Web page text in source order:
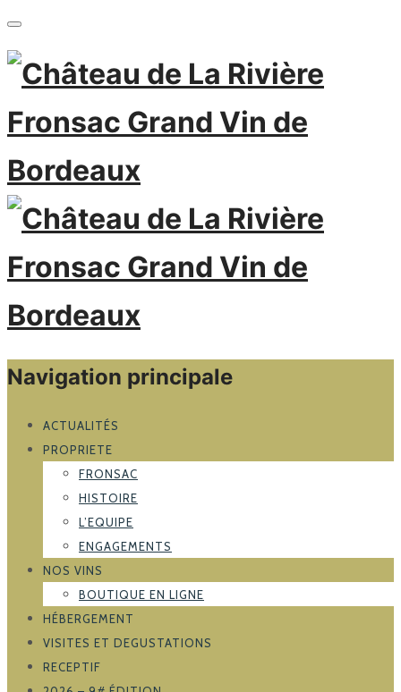
Navigation principale
ACTUALITÉS
PROPRIETE
FRONSAC
HISTOIRE
L’EQUIPE
ENGAGEMENTS
NOS VINS
BOUTIQUE EN LIGNE
HÉBERGEMENT
VISITES ET DEGUSTATIONS
RECEPTIF